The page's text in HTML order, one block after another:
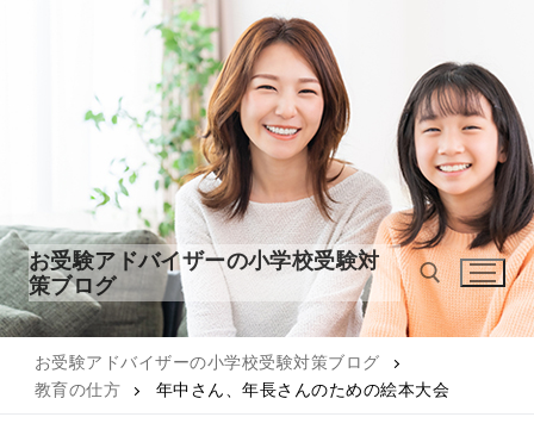
キ
ッ
プ
お受験アドバイザーの小学校受験対
策ブログ
検索:
お受験アドバイザーの小学校受験対策ブログ
教育の仕方
年中さん、年長さんのための絵本大会